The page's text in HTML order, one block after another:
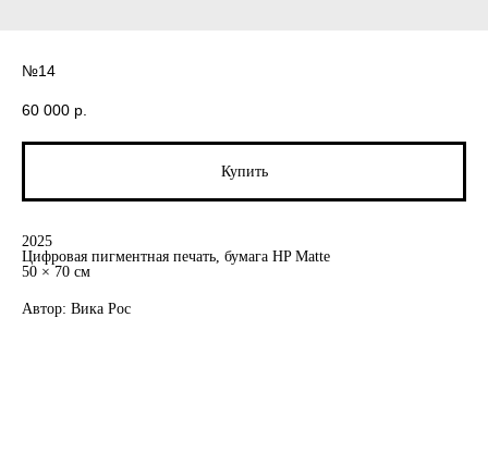
№14
60 000 р.
Купить
2025
Цифровая пигментная печать, бумага HP Matte
50 × 70 см
Автор: Вика Рос